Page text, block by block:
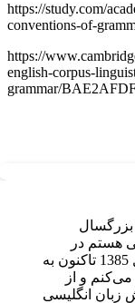
https://study.com/
conventions-of-
https://
english-corpus-
grammar/
بزرگسال
هستم در
مقطع Ph.D از دانشگاه اصفهان و از سال 1385 تاکنون به
و از
زبان انگلیسی